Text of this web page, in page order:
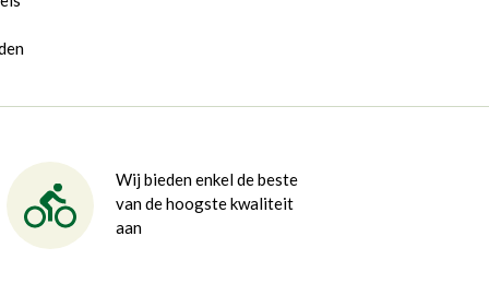
Wij bieden enkel de beste
van de hoogste kwaliteit
aan